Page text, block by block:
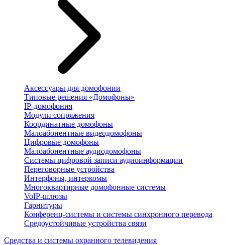
Аксессуары для домофонии
Типовые решения «Домофоны»
IP-домофония
Модули сопряжения
Координатные домофоны
Малоабонентные видеодомофоны
Цифровые домофоны
Малоабонентные аудиодомофоны
Системы цифровой записи аудиоинформации
Переговорные устройства
Интерфоны, интеркомы
Многоквартирные домофонные системы
VoIP-шлюзы
Гарнитуры
Конференц-системы и системы синхронного перевода
Средоустойчивые устройства связи
Средства и системы охранного телевидения